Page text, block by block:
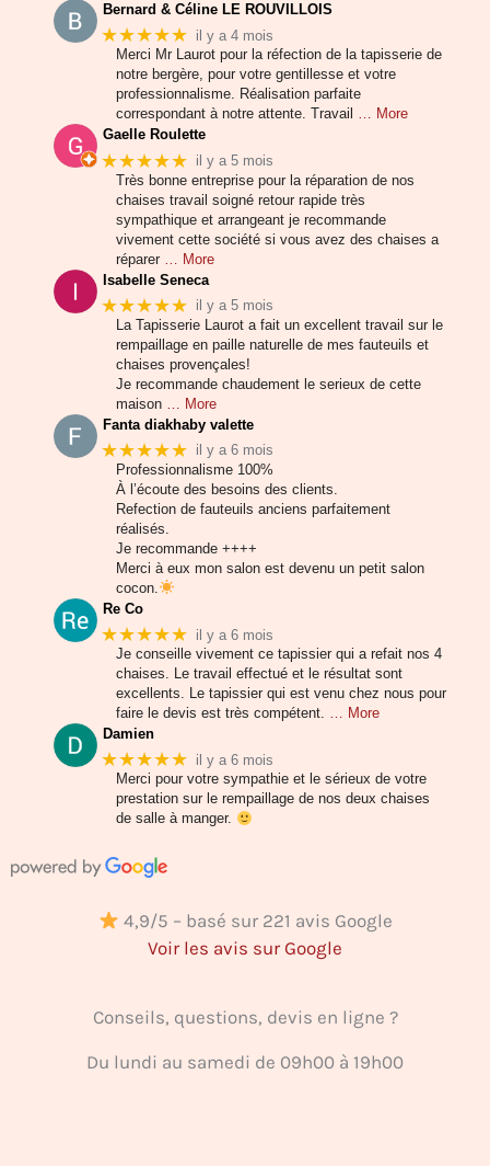
Bernard & Céline LE ROUVILLOIS
★★★★★ il y a 4 mois
Merci Mr Laurot pour la réfection de la tapisserie de
notre bergère, pour votre gentillesse et votre
professionnalisme. Réalisation parfaite
correspondant à notre attente. Travail … More
Gaelle Roulette
★★★★★ il y a 5 mois
Très bonne entreprise pour la réparation de nos
chaises travail soigné retour rapide très
sympathique et arrangeant je recommande
vivement cette société si vous avez des chaises a
réparer
… More
Isabelle Seneca
★★★★★ il y a 5 mois
La Tapisserie Laurot a fait un excellent travail sur le
rempaillage en paille naturelle de mes fauteuils et
chaises provençales!
Je recommande chaudement le serieux de cette
maison
… More
Fanta diakhaby valette
★★★★★ il y a 6 mois
Professionnalisme 100%
À l’écoute des besoins des clients.
Refection de fauteuils anciens parfaitement
réalisés.
Je recommande ++++
Merci à eux mon salon est devenu un petit salon
cocon.
Re Co
★★★★★ il y a 6 mois
Je conseille vivement ce tapissier qui a refait nos 4
chaises. Le travail effectué et le résultat sont
excellents. Le tapissier qui est venu chez nous pour
faire le devis est très compétent. … More
Damien
★★★★★ il y a 6 mois
Merci pour votre sympathie et le sérieux de votre
prestation sur le rempaillage de nos deux chaises
de salle à manger.
4,9/5 – basé sur 221 avis Google
Voir les avis sur Google
Conseils, questions, devis en ligne ?
Du lundi au samedi de 09h00 à 19h00